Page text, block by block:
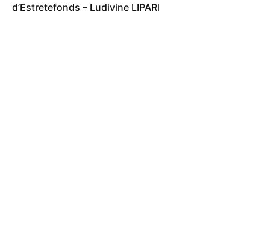
d’Estretefonds – Ludivine LIPARI